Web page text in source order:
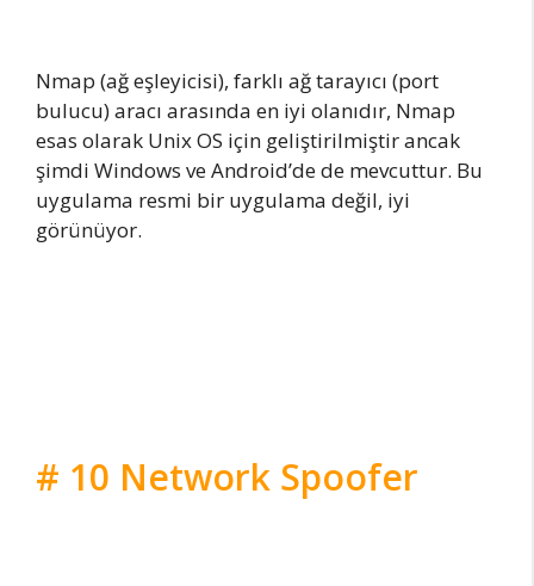
Nmap (ağ eşleyicisi), farklı ağ tarayıcı (port
bulucu) aracı arasında en iyi olanıdır, Nmap
esas olarak Unix OS için geliştirilmiştir ancak
şimdi Windows ve Android’de de mevcuttur. Bu
uygulama resmi bir uygulama değil, iyi
görünüyor.
# 10 Network Spoofer